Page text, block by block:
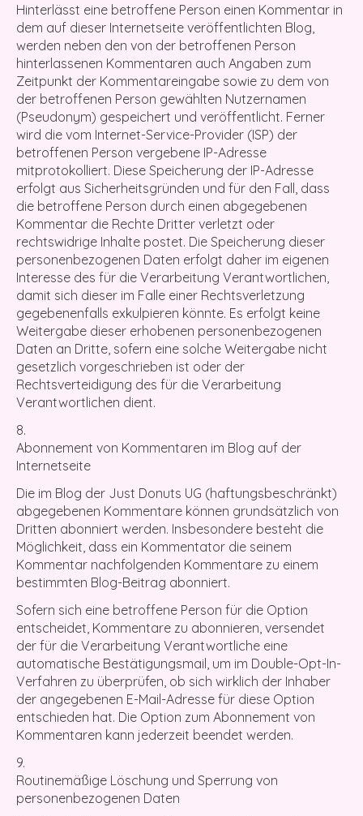
Hinterlässt eine betroffene Person einen Kommentar in
dem auf dieser Internetseite veröffentlichten Blog,
werden neben den von der betroffenen Person
hinterlassenen Kommentaren auch Angaben zum
Zeitpunkt der Kommentareingabe sowie zu dem von
der betroffenen Person gewählten Nutzernamen
(Pseudonym) gespeichert und veröffentlicht. Ferner
wird die vom Internet-Service-Provider (ISP) der
betroffenen Person vergebene IP-Adresse
mitprotokolliert. Diese Speicherung der IP-Adresse
erfolgt aus Sicherheitsgründen und für den Fall, dass
die betroffene Person durch einen abgegebenen
Kommentar die Rechte Dritter verletzt oder
rechtswidrige Inhalte postet. Die Speicherung dieser
personenbezogenen Daten erfolgt daher im eigenen
Interesse des für die Verarbeitung Verantwortlichen,
damit sich dieser im Falle einer Rechtsverletzung
gegebenenfalls exkulpieren könnte. Es erfolgt keine
Weitergabe dieser erhobenen personenbezogenen
Daten an Dritte, sofern eine solche Weitergabe nicht
gesetzlich vorgeschrieben ist oder der
Rechtsverteidigung des für die Verarbeitung
Verantwortlichen dient.
Abonnement von Kommentaren im Blog auf der
Internetseite
Die im Blog der Just Donuts UG (haftungsbeschränkt)
abgegebenen Kommentare können grundsätzlich von
Dritten abonniert werden. Insbesondere besteht die
Möglichkeit, dass ein Kommentator die seinem
Kommentar nachfolgenden Kommentare zu einem
bestimmten Blog-Beitrag abonniert.
Sofern sich eine betroffene Person für die Option
entscheidet, Kommentare zu abonnieren, versendet
der für die Verarbeitung Verantwortliche eine
automatische Bestätigungsmail, um im Double-Opt-In-
Verfahren zu überprüfen, ob sich wirklich der Inhaber
der angegebenen E-Mail-Adresse für diese Option
entschieden hat. Die Option zum Abonnement von
Kommentaren kann jederzeit beendet werden.
Routinemäßige Löschung und Sperrung von
personenbezogenen Daten